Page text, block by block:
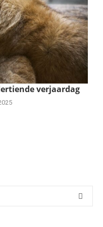
verjaardag